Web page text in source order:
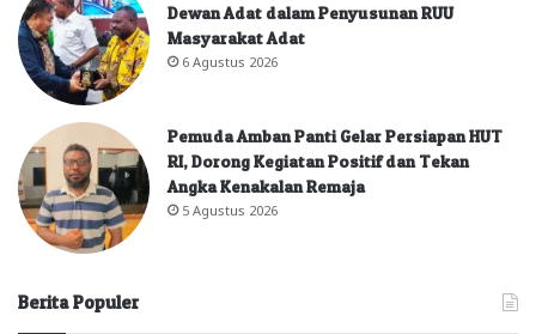
Dewan Adat dalam Penyusunan RUU
Masyarakat Adat
6 Agustus 2026
Pemuda Amban Panti Gelar Persiapan HUT
RI, Dorong Kegiatan Positif dan Tekan
Angka Kenakalan Remaja
5 Agustus 2026
Berita Populer